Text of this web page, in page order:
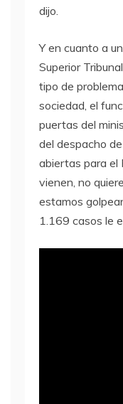
dijo.
Y en cuanto a
Superior
tipo de
sociedad, el
puertas del
del despacho
abiertas para el
vienen, no
estamos
1.169 casos le